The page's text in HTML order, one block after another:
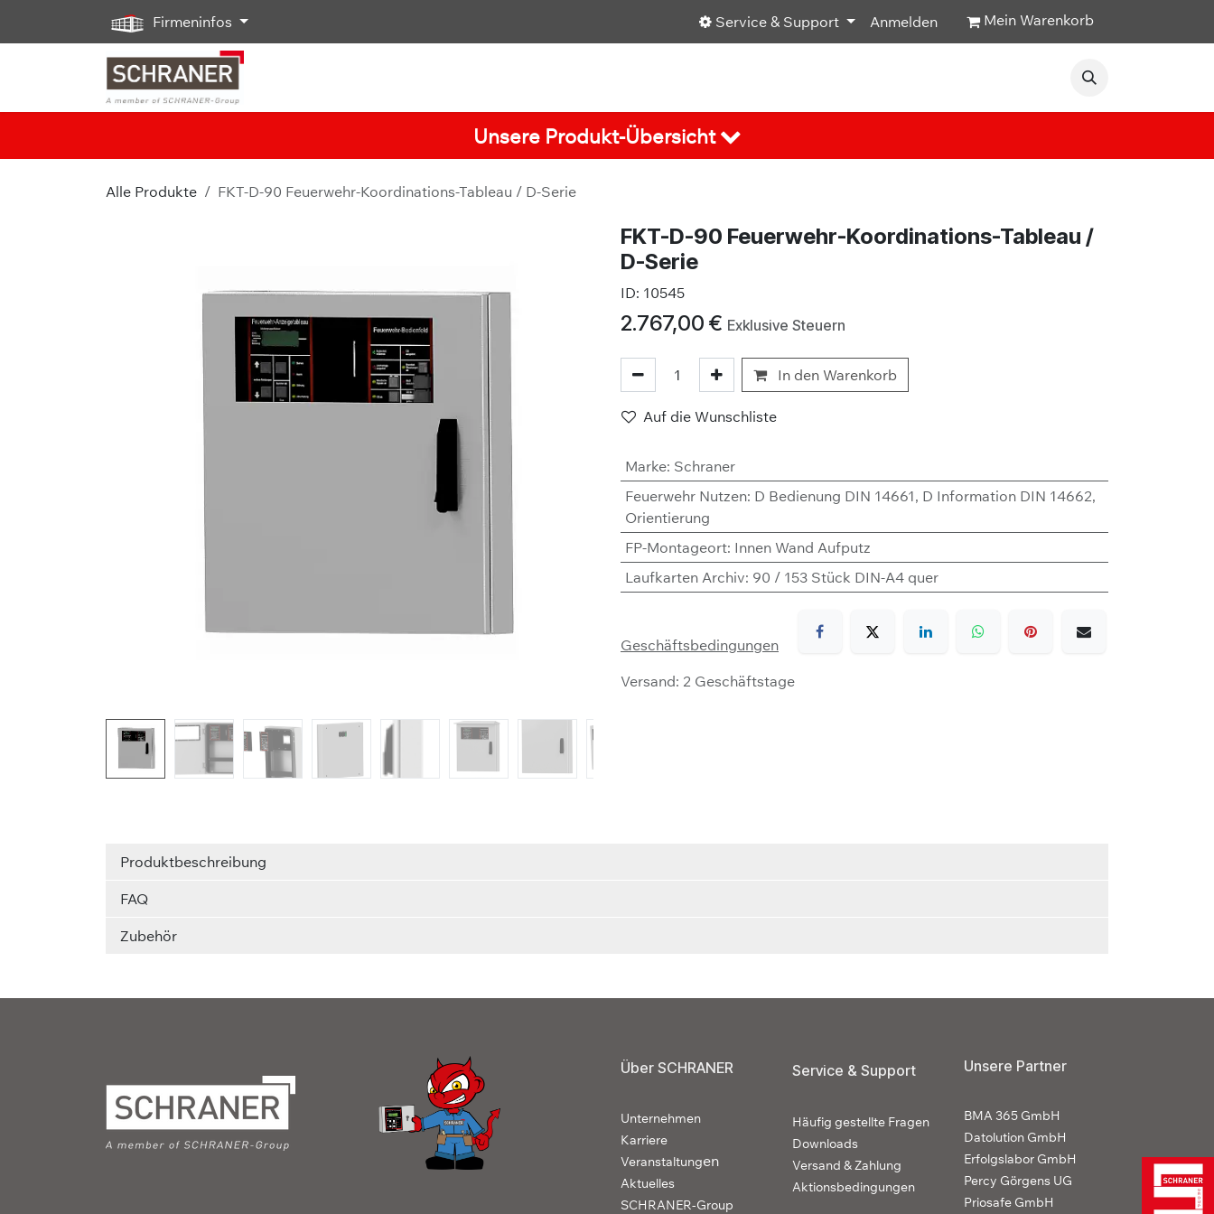
Zum Inhalt springen
Firmeninfos Service & Support Anmelden Mein Warenkorb
Unsere Produkt-Übersicht
Alle Produkte FKT-D-90 Feuerwehr-Koordinations-Tableau / D-Serie
FKT-D-90 Feuerwehr-Koordinations-Tableau /
D-Serie
ID: 10545
2.767,00 € Exklusive Steuern
In den Warenkorb
Auf die Wunschliste
Marke: Schraner
Feuerwehr Nutzen: D Bedienung DIN 14661, D Information DIN 14662,
Orientierung
FP-Montageort: Innen Wand Aufputz
Laufkarten Archiv: 90 / 153 Stück DIN-A4 quer
Geschäftsbedingungen
Versand: 2 Geschäftstage
Produktbeschreibung
FAQ
Zubehör
Über SCHRANER
Unternehmen
Karriere
Veranstaltungen
Aktuelles
SCHRANER-Group
Service & Support
Häufig gestellte Fragen
Downloads
Versand & Zahlung
Aktionsbedingungen
Unsere Partner
BMA 365 GmbH
Datolution GmbH
Erfolgslabor GmbH
Percy Görgens UG
Priosafe GmbH